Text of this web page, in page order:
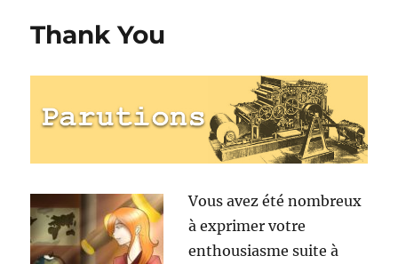
Thank You
Vous avez été nombreux
à exprimer votre
enthousiasme suite à